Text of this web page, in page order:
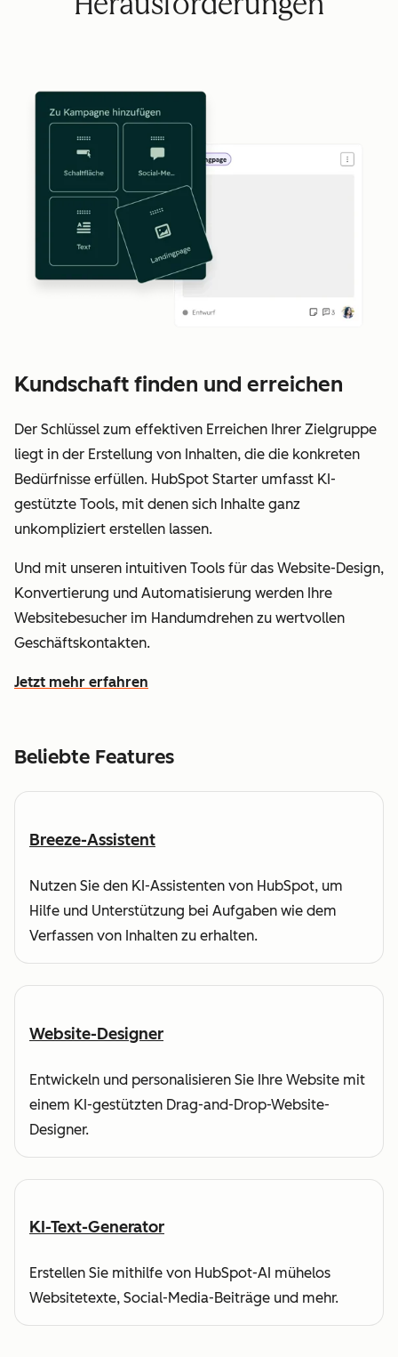
Kundschaft finden und erreichen
Der Schlüssel zum effektiven Erreichen Ihrer Zielgruppe
liegt in der Erstellung von Inhalten, die die konkreten
Bedürfnisse erfüllen. HubSpot Starter umfasst KI-
gestützte Tools, mit denen sich Inhalte ganz
unkompliziert erstellen lassen.
Und mit unseren intuitiven Tools für das Website-Design,
Konvertierung und Automatisierung werden Ihre
Websitebesucher im Handumdrehen zu wertvollen
Geschäftskontakten.
Jetzt mehr erfahren
wie Sie mit HubSpot leichter Kundinnen und Kunden
Beliebte Features
Breeze-Assistent
Nutzen Sie den KI-Assistenten von HubSpot, um
Hilfe und Unterstützung bei Aufgaben wie dem
Verfassen von Inhalten zu erhalten.
Website-Designer
Entwickeln und personalisieren Sie Ihre Website mit
einem KI-gestützten Drag-and-Drop-Website-
Designer.
KI-Text-Generator
Erstellen Sie mithilfe von HubSpot-AI mühelos
Websitetexte, Social-Media-Beiträge und mehr.